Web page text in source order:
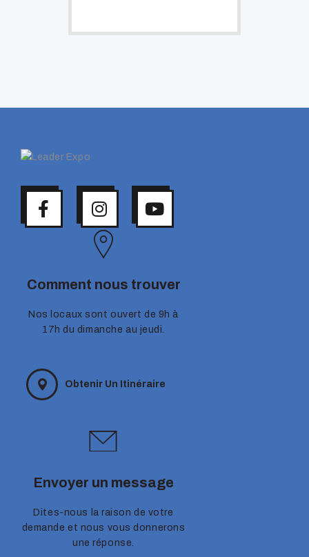
Comment nous trouver
Nos locaux sont ouvert de 9h à
17h du dimanche au jeudi.
Obtenir Un Itinéraire
Envoyer un message
Dites-nous la raison de votre
demande et nous vous donnerons
une réponse.